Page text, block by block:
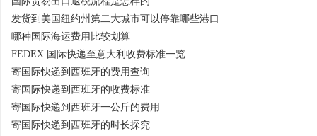
发货到美国纽约州第二大城市可以停靠哪些港口
哪种国际海运费用比较划算
FEDEX 国际快递至意大利收费标准一览
寄国际快递到西班牙的费用查询
寄国际快递到西班牙的收费标准
寄国际快递到西班牙一公斤的费用
寄国际快递到西班牙的时长探究